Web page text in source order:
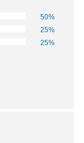
50%
25%
25%